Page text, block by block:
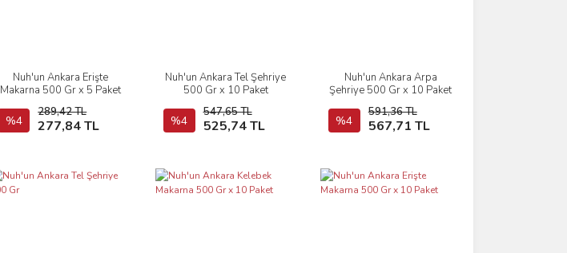
Nuh'un Ankara Erişte
Makarna 500 Gr x 5 Paket
%4
289,42 TL
277,84 TL
İncele
Sepete Ekle
Nuh'un Ankara Tel Şehriye
500 Gr x 10 Paket
%4
547,65 TL
525,74 TL
İncele
Sepete Ekle
Nuh'un Ankara Arpa
Şehriye 500 Gr x 10 Paket
%4
591,36 TL
567,71 TL
İncele
Sepete Ekle